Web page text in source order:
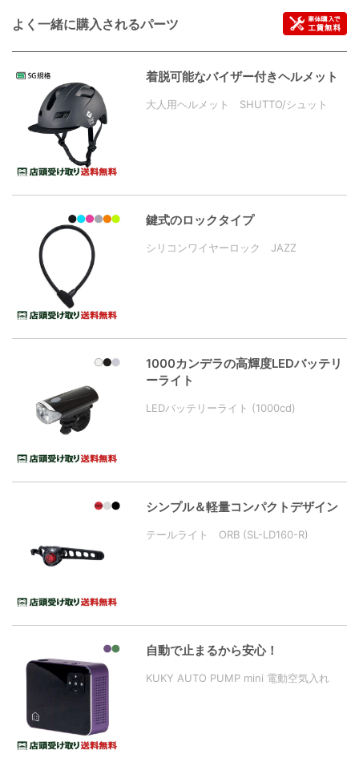
よく一緒に購入されるパーツ
着脱可能なバイザー付きヘルメット
大人用ヘルメット SHUTTO/シュット
鍵式のロックタイプ
シリコンワイヤーロック JAZZ
1000カンデラの高輝度LEDバッテリ
ーライト
LEDバッテリーライト (1000cd)
シンプル＆軽量コンパクトデザイン
テールライト ORB (SL-LD160-R)
自動で止まるから安心！
KUKY AUTO PUMP mini 電動空気入れ